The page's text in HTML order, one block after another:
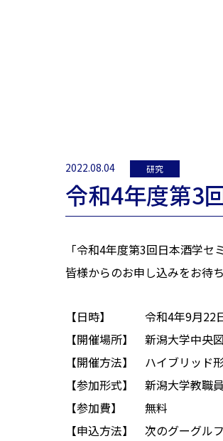
2022.08.04 研究
令和4年度第3
「令和4年度第3回日本酒学セ
皆様からのお申し込みをお待
【日時】 令和4年9月22日
【開催場所】 新潟大学中央
【開催方法】 ハイブリッド
【参加形式】 新潟大学教職
【参加費】 無料
【申込方法】 次のグーグル